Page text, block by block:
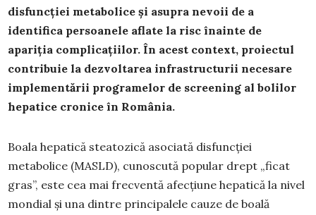
disfuncției metabolice și asupra nevoii de a
identifica persoanele aflate la risc înainte de
apariția complicațiilor. În acest context, proiectul
contribuie la dezvoltarea infrastructurii necesare
implementării programelor de screening al bolilor
hepatice cronice în România.
Boala hepatică steatozică asociată disfuncției
metabolice (MASLD), cunoscută popular drept „ficat
gras”, este cea mai frecventă afecțiune hepatică la nivel
mondial și una dintre principalele cauze de boală